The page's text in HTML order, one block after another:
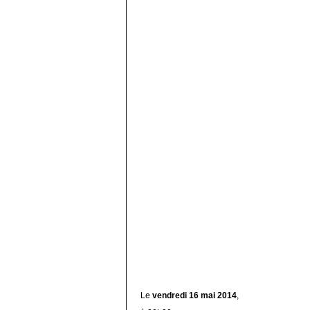
Le vendredi 16 mai 2014,